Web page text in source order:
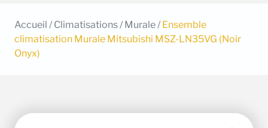
Accueil / Climatisations/ Murale/ Ensemble
climatisation Murale Mitsubishi MSZ-LN35VG (Noir
Onyx)